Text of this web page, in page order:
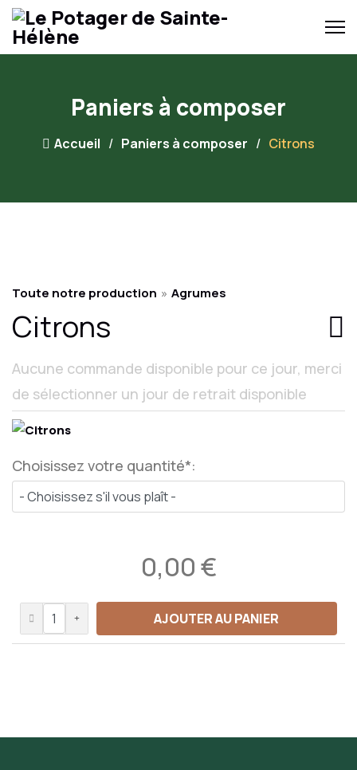
Paniers à composer
Accueil Paniers à composer Citrons
Toute notre production » Agrumes
Citrons
Aucune commande disponible pour ce jour, merci
de sélectionner un jour de retrait disponible
Choisissez votre quantité*:
0,00 €
AJOUTER AU PANIER